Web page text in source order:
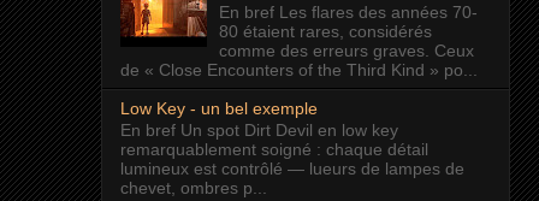
En bref Les flares des années 70-
80 étaient rares, considérés
comme des erreurs graves. Ceux
de « Close Encounters of the Third Kind » po...
Low Key - un bel exemple
En bref Un spot Dirt Devil en low key
remarquablement soigné : chaque détail
lumineux est contrôlé — lueurs de lampes de
chevet, ombres p...